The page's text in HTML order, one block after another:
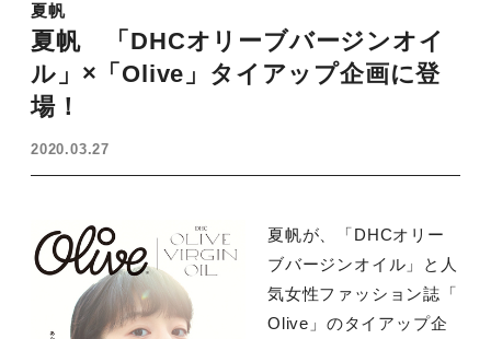
夏帆
夏帆 「DHCオリーブバージンオイ
ル」×「Olive」タイアップ企画に登
場！
2020.03.27
夏帆が、「DHCオリー
ブバージンオイル」と人
気女性ファッション誌「
Olive」のタイアップ企